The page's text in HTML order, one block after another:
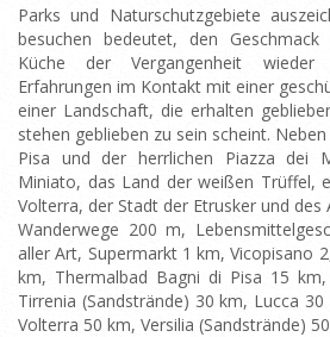
Parks und Naturschutzgebiete
besuchen bedeutet, den
Küche der Vergangenheit
Erfahrungen im Kontakt mit einer
einer Landschaft, die erhalten
stehen geblieben zu sein scheint.
Pisa und der herrlichen Piazza dei
Miniato, das Land der weißen Trüffel,
Volterra, der Stadt der Etrusker und des
Wanderwege 200 m,
aller Art, Supermarkt 1 km, Vicopisano
km, Thermalbad Bagni di Pisa 15
Tirrenia (Sandstrände) 30 km, Lucca
Volterra 50 km, Versilia (Sandstrände)